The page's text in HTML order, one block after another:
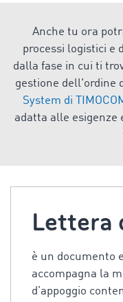
Anche tu ora
processi logistici e
dalla fase in cui ti
gestione dell'ordine
System di
adatta alle esigenze
Lettera
è un documento
accompagna la
d’appoggio